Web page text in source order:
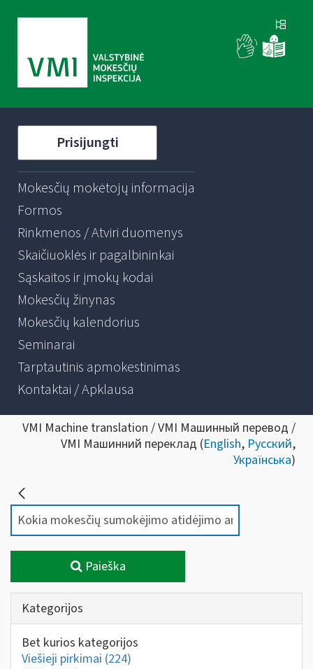
Prisijungti
Mokesčių mokėtojų informacija
Formos
Rinkmenos / Atviri duomenys
Skaičiuoklės ir pagalbininkai
Sąskaitos ir įmokų kodai
Mokesčių žinynas
Mokesčių kalendorius
Seminarai
Tarptautinis apmokestinimas
Kontaktai / Apklausa
VMI Machine translation / VMI Машинный перевод /
VMI Машинний переклад (English, Русский,
Українська)
Paieška
Kategorijos
Bet kurios kategorijos
Viešieji pirkimai (224)